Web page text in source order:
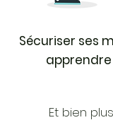
Sécuriser ses
apprendre
Et bien